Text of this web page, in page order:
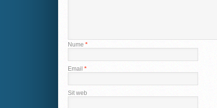
Nume *
Email *
Sit web